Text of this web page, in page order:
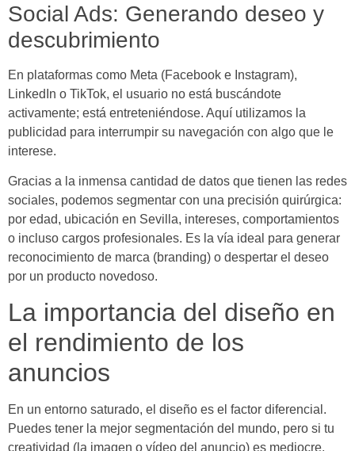
Social Ads: Generando deseo y
descubrimiento
En plataformas como Meta (Facebook e Instagram),
LinkedIn o TikTok, el usuario no está buscándote
activamente; está entreteniéndose. Aquí utilizamos la
publicidad para interrumpir su navegación con algo que le
interese.
Gracias a la inmensa cantidad de datos que tienen las redes
sociales, podemos segmentar con una precisión quirúrgica:
por edad, ubicación en Sevilla, intereses, comportamientos
o incluso cargos profesionales. Es la vía ideal para generar
reconocimiento de marca (branding) o despertar el deseo
por un producto novedoso.
La importancia del diseño en
el rendimiento de los
anuncios
En un entorno saturado, el diseño es el factor diferencial.
Puedes tener la mejor segmentación del mundo, pero si tu
creatividad (la imagen o vídeo del anuncio) es mediocre,